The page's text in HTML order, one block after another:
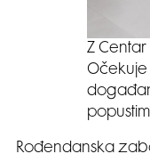
Z
Očekuje
Rođendanska